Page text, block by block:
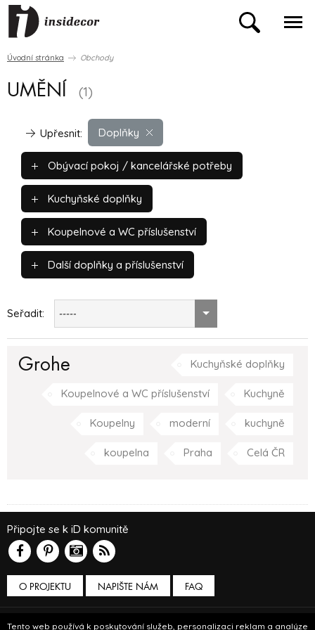
Tento web používá k poskytování služeb, personalizaci reklam a analýze
Úvodní stránka Obchody
UMĚNÍ (1)
Doplňky
Upřesnit:
Obývací pokoj / kancelářské potřeby
Kuchyňské doplňky
Koupelnové a WC příslušenství
Další doplňky a příslušenství
Seřadit: -----
Grohe Kuchyňské doplňky
Koupelnové a WC příslušenství Kuchyně
Koupelny moderní kuchyně
koupelna Praha Celá ČR
O PROJEKTU NAPIŠTE NÁM
Připojte se k iD komunitě
FAQ
Podmínky používání